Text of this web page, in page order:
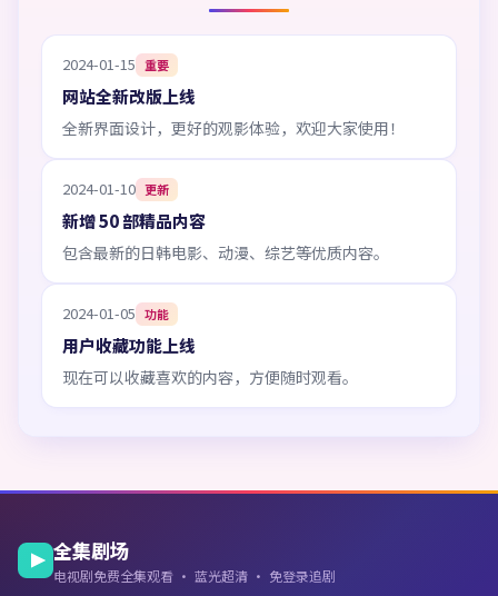
2024-01-15 重要
网站全新改版上线
全新界面设计，更好的观影体验，欢迎大家使用！
2024-01-10 更新
新增 50 部精品内容
包含最新的日韩电影、动漫、综艺等优质内容。
2024-01-05 功能
用户收藏功能上线
现在可以收藏喜欢的内容，方便随时观看。
全集剧场
电视剧免费全集观看 · 蓝光超清 · 免登录追剧